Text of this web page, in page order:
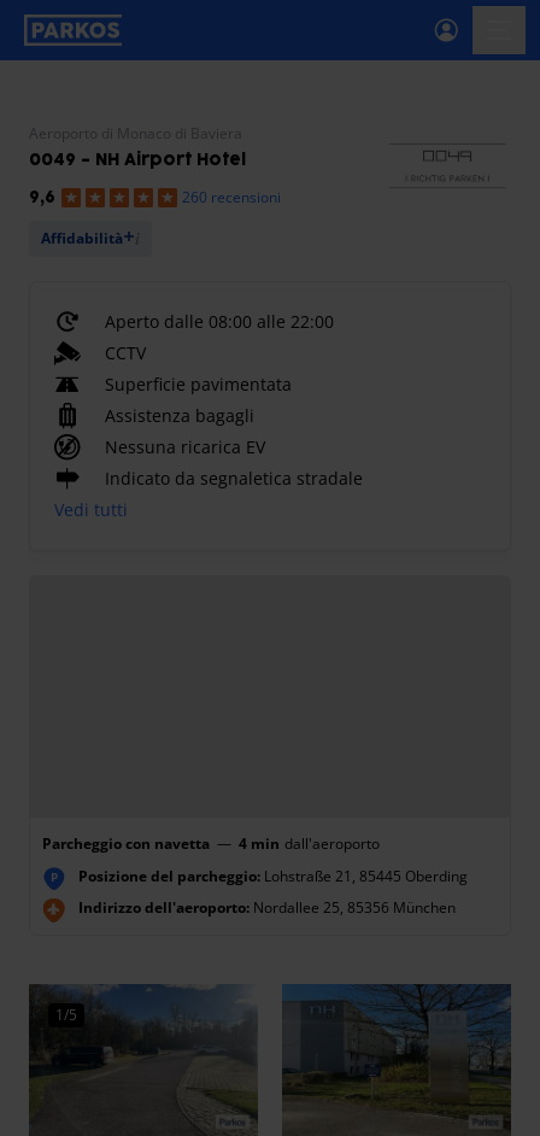
etichetta-navigazione-principale
Aeroporto di Monaco di Baviera
0049 - NH Airport Hotel
9,6
260 recensioni
Affidabilità
Aperto dalle 08:00 alle 22:00
CCTV
Superficie pavimentata
Assistenza bagagli
Nessuna ricarica EV
Indicato da segnaletica stradale
Vedi tutti
Parcheggio con navetta — 4 min dall'aeroporto
P Posizione del parcheggio: Lohstraße 21, 85445 Oberding
Indirizzo dell'aeroporto: Nordallee 25, 85356 München
1/5